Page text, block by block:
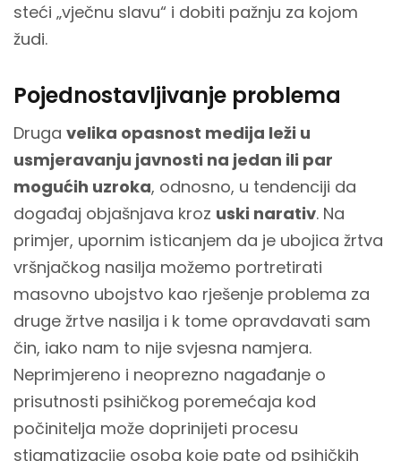
steći „vječnu slavu“ i dobiti pažnju za kojom
žudi.
Pojednostavljivanje problema
Druga velika opasnost medija leži u
usmjeravanju javnosti na jedan ili par
mogućih uzroka, odnosno, u tendenciji da
događaj objašnjava kroz uski narativ. Na
primjer, upornim isticanjem da je ubojica žrtva
vršnjačkog nasilja možemo portretirati
masovno ubojstvo kao rješenje problema za
druge žrtve nasilja i k tome opravdavati sam
čin, iako nam to nije svjesna namjera.
Neprimjereno i neoprezno nagađanje o
prisutnosti psihičkog poremećaja kod
počinitelja može doprinijeti procesu
stigmatizacije osoba koje pate od psihičkih